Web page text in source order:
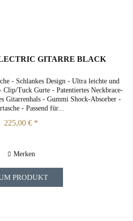
GITARRE BLACK
- Schlankes Design - Ultra leichte und
Clip/Tuck Gurte - Patentiertes Neckbrace-
Gitarrenhals - Gummi Shock-Absorber -
- Passend für...
225,00 € *
Merken
PRODUKT